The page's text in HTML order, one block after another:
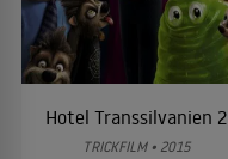
Hotel Transsilvanien 2
TRICKFILM • 2015